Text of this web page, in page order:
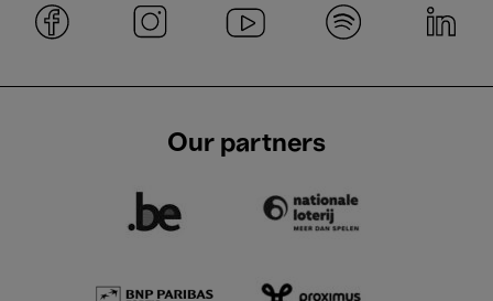
Our partners